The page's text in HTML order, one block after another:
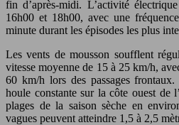
fin d’après-midi. L’activité
16h00 et 18h00, avec une
minute durant les épisodes les plus
Les vents de mousson soufflent
vitesse moyenne de 15 à 25 km/h,
60 km/h lors des passages
houle constante sur la côte ouest de
plages de la saison sèche en
vagues peuvent atteindre 1,5 à 2,5